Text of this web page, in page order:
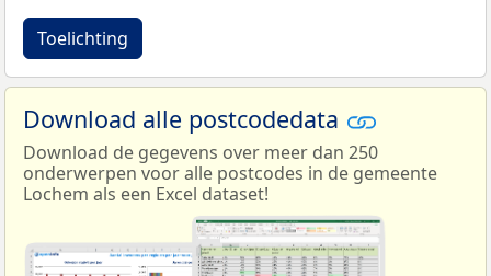
Toelichting
Download alle postcodedata
Download de gegevens over meer dan 250
onderwerpen voor alle postcodes in de gemeente
Lochem als een Excel dataset!